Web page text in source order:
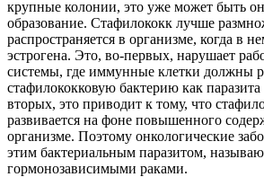
крупные колонии, это уже может быть
образование. Стафилококк лучше
распространяется в организме, когда в
эстрогена. Это, во-первых, нарушает
системы, где иммунные клетки должны
стафилококковую бактерию как
вторых, это приводит к тому, что
развивается на фоне повышенного
организме. Поэтому онкологические
этим бактериальным паразитом,
гормонозависимыми раками.